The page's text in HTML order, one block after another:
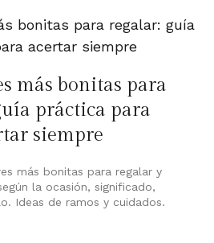
más bonitas para
práctica para
siempre
más bonitas para regalar y
la ocasión, significado,
Ideas de ramos y cuidados.